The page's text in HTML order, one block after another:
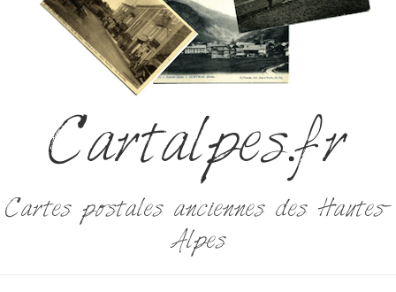
Cartalpes.fr
Cartes postales anciennes des Hautes-
Alpes